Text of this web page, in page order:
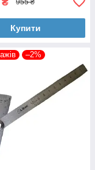
955 ₴
Купити
–2%